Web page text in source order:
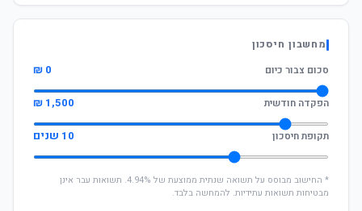
מחשבון חיסכון
סכום צבור כיום
0 ₪
הפקדה חודשית 1,500 ₪
תקופת חיסכון 10 שנים
* החישוב מבוסס על תשואה שנתית ממוצעת של 4.94%. תשואות עבר אינן
מבטיחות תשואות עתידיות. להמחשה בלבד.